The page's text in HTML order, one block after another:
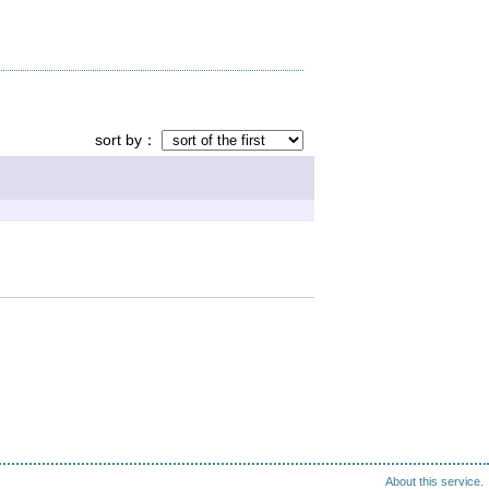
sort by
About this service.